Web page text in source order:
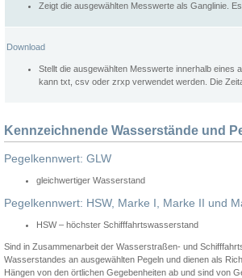
Zeigt die ausgewählten Messwerte als Ganglinie.
Download
Stellt die ausgewählten Messwerte innerhalb eines
kann txt, csv oder zrxp verwendet werden. Die
Kennzeichnende Wasserstände und
Pegelkennwert: GLW
gleichwertiger Wasserstand
Pegelkennwert: HSW, Marke I, Marke II und
HSW – höchster Schifffahrtswasserstand
Sind in Zusammenarbeit der Wasserstraßen- und
Wasserstandes an ausgewählten Pegeln und dienen als
Hängen von den örtlichen Gegebenheiten ab und sind von